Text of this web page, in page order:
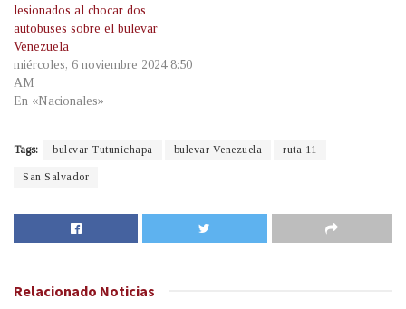
lesionados al chocar dos
autobuses sobre el bulevar
Venezuela
miércoles, 6 noviembre 2024 8:50
AM
En «Nacionales»
Tags: bulevar Tutunichapa bulevar Venezuela ruta 11
San Salvador
Relacionado Noticias